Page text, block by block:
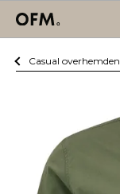
Casual overhemden